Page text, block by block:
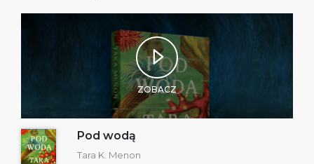
ZOBACZ
Pod wodą
Tara K. Menon